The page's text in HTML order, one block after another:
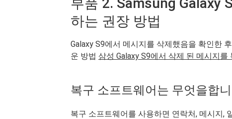
하는 권장 방법
Galaxy S9에서 메시지를 삭제했음을 확인한
운 방법 삼성 Galaxy S9에서 삭제 된 메시지를
복구 소프트웨어는 무엇을합
복구 소프트웨어를 사용하면 연락처, 메시지,